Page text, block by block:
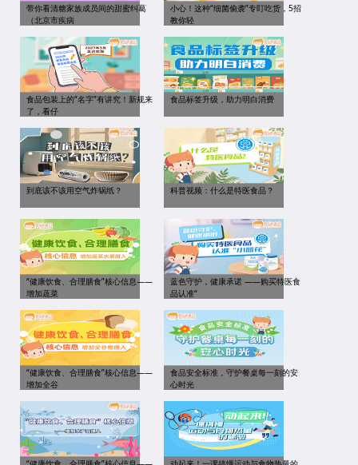
带你看清糖家族成员间的甜蜜纠葛
（北京市疾病
小心！这种“细菌偷袭”专盯吃货，5招
教你轻
食品包装上的“名字”有讲究！新规来
了，看仔
食品标签升级，助力明白消费
到底该不该用空气炸锅纸？ 科普视频：什么是特医食品？
“健康饮食、合理膳食”核心信息——
增加蔬菜
蓝色守护，健康承诺 ——购买特医食
品认准“
“健康饮食、合理膳食”核心信息——
增加全谷
食品安全标准，守护餐桌每一刻的安
心时光